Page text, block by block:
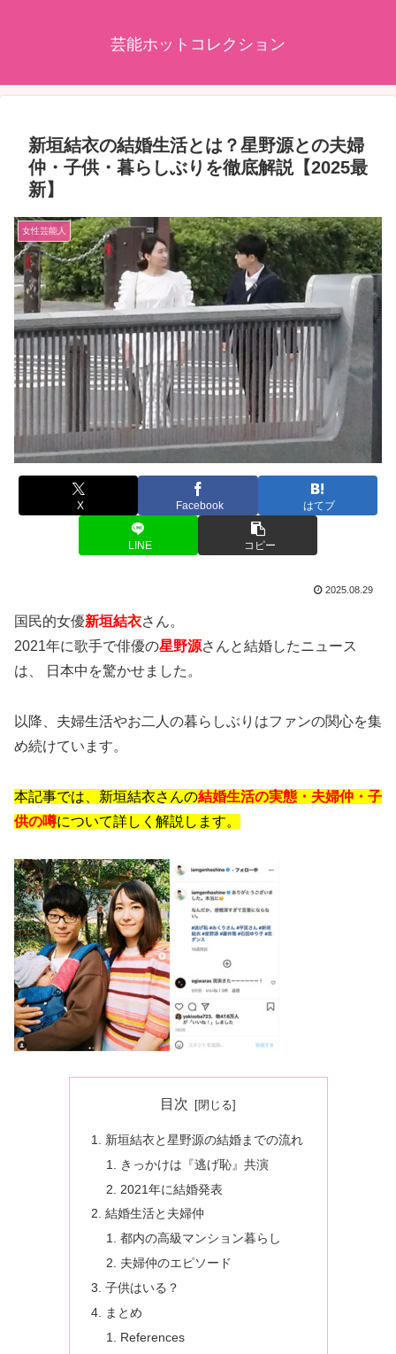
芸能ホットコレクション
新垣結衣の結婚生活とは？星野源との夫婦
仲・子供・暮らしぶりを徹底解説【2025最
新】
女性芸能人
X Facebook はてブ
LINE コピー
2025.08.29
国民的女優新垣結衣さん。
2021年に歌手で俳優の星野源さんと結婚したニュース
は、 日本中を驚かせました。
以降、夫婦生活やお二人の暮らしぶりはファンの関心を集
め続けています。
本記事では、新垣結衣さんの結婚生活の実態・夫婦仲・子
供の噂について詳しく解説します。
目次
新垣結衣と星野源の結婚までの流れ
きっかけは『逃げ恥』共演
2021年に結婚発表
結婚生活と夫婦仲
都内の高級マンション暮らし
夫婦仲のエピソード
子供はいる？
まとめ
References